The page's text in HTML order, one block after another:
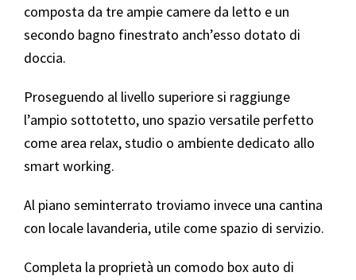
composta da tre ampie camere da letto e un
secondo bagno finestrato anch’esso dotato di
doccia.
Proseguendo al livello superiore si raggiunge
l’ampio sottotetto, uno spazio versatile perfetto
come area relax, studio o ambiente dedicato allo
smart working.
Al piano seminterrato troviamo invece una cantina
con locale lavanderia, utile come spazio di servizio.
Completa la proprietà un comodo box auto di